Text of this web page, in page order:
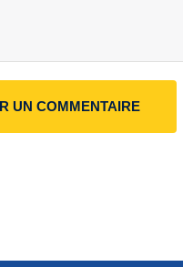
UN COMMENTAIRE